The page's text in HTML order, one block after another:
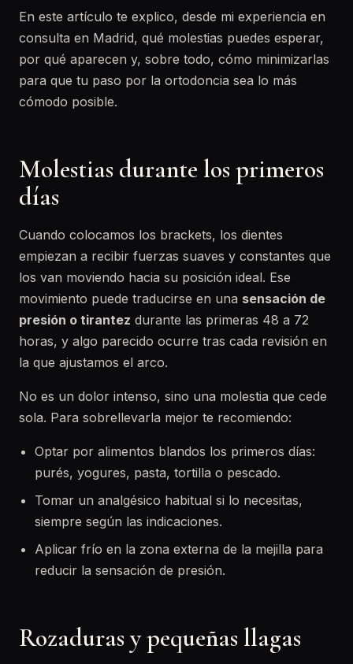
En este artículo te explico, desde mi experiencia en
consulta en Madrid, qué molestias puedes esperar,
por qué aparecen y, sobre todo, cómo minimizarlas
para que tu paso por la ortodoncia sea lo más
cómodo posible.
Molestias durante los primeros
días
Cuando colocamos los brackets, los dientes
empiezan a recibir fuerzas suaves y constantes que
los van moviendo hacia su posición ideal. Ese
movimiento puede traducirse en una sensación de
presión o tirantez durante las primeras 48 a 72
horas, y algo parecido ocurre tras cada revisión en
la que ajustamos el arco.
No es un dolor intenso, sino una molestia que cede
sola. Para sobrellevarla mejor te recomiendo:
Optar por alimentos blandos los primeros días:
purés, yogures, pasta, tortilla o pescado.
Tomar un analgésico habitual si lo necesitas,
siempre según las indicaciones.
Aplicar frío en la zona externa de la mejilla para
reducir la sensación de presión.
Rozaduras y pequeñas llagas